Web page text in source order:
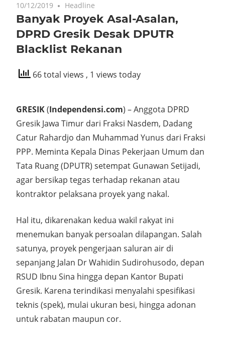
10/12/2019 Headline
Banyak Proyek Asal-Asalan,
DPRD Gresik Desak DPUTR
Blacklist Rekanan
66 total views , 1 views today
GRESIK(Independensi.com) – Anggota DPRD
Gresik Jawa Timur dari Fraksi Nasdem, Dadang
Catur Rahardjo dan Muhammad Yunus dari Fraksi
PPP. Meminta Kepala Dinas Pekerjaan Umum dan
Tata Ruang (DPUTR) setempat Gunawan Setijadi,
agar bersikap tegas terhadap rekanan atau
kontraktor pelaksana proyek yang nakal.
Hal itu, dikarenakan kedua wakil rakyat ini
menemukan banyak persoalan dilapangan. Salah
satunya, proyek pengerjaan saluran air di
sepanjang Jalan Dr Wahidin Sudirohusodo, depan
RSUD Ibnu Sina hingga depan Kantor Bupati
Gresik. Karena terindikasi menyalahi spesifikasi
teknis (spek), mulai ukuran besi, hingga adonan
untuk rabatan maupun cor.